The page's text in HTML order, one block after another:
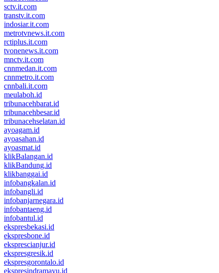
sctv.it.com
transtv.it.com
indosiar.it.com
metrotvnews.it.com
rctiplus.it.com
tvonenews.it.com
mnctv.it.com
cnnmedan.it.com
cnnmetro.it.com
cnnbali.it.com
meulaboh.id
tribunacehbarat.id
tribunacehbesar.id
tribunacehselatan.id
ayoagam.id
ayoasahan.id
ayoasmat.id
klikBalangan.id
klikBandung.id
klikbanggai.id
infobangkalan.id
infobangli.id
infobanjarnegara.id
infobantaeng.id
infobantul.id
ekspresbekasi.id
ekspresbone.id
eksprescianjur.id
ekspresgresik.id
ekspresgorontalo.id
ekspresindramayu.id